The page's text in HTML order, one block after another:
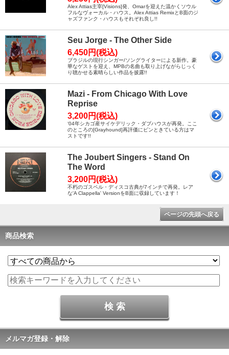
Alex Attias主宰[Visions]発、Omarを迎えた温かくソウル
フルなヴォーカル・ハウス。Alex Attias RemixとB面のジ
ャズファンク・ハウスもそれぞれ良し!!
Seu Jorge - The Other Side
6,450円(税込)
ブラジルの現行シンガー/ソングライターによる新作。豪
華なゲストを迎え、MPBの名曲も取り上げながらじっく
り聴かせる素晴らしい作品を披露!!
Mazi - From Chicago With Love
Reprise
3,200円(税込)
‘04年シカゴ産サイケデリック・ダブハウスが再発。ここ
のところの[Grayhound]再評価にピンときている方はマ
ストです!!
The Joubert Singers - Stand On
The Word
3,200円(税込)
不朽のゴスペル・ディスコ古典が7インチで再発。レア
な'A Clappella' VersionをB面に収録しています！
ページの先頭へ戻る
商品検索
メルマガ登録・解除